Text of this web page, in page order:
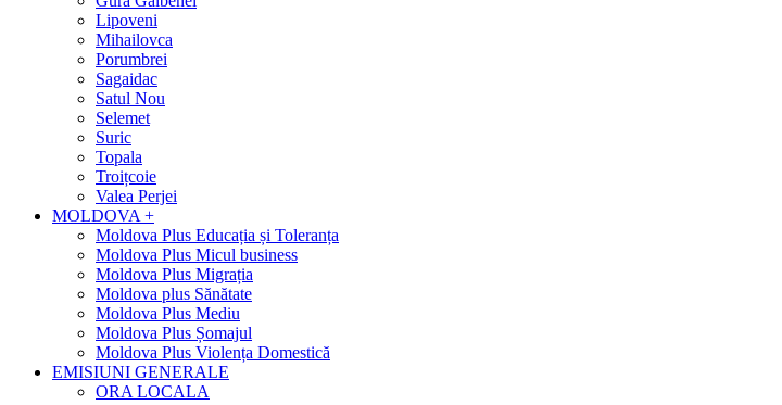
Lipoveni
Mihailovca
Porumbrei
Sagaidac
Satul Nou
Selemet
Suric
Topala
Troițcoie
Valea Perjei
MOLDOVA +
Moldova Plus Educația și Toleranța
Moldova Plus Micul business
Moldova Plus Migrația
Moldova plus Sănătate
Moldova Plus Mediu
Moldova Plus Șomajul
Moldova Plus Violența Domestică
EMISIUNI GENERALE
ORA LOCALA